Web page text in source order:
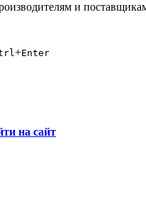
и
+Enter
на сайт